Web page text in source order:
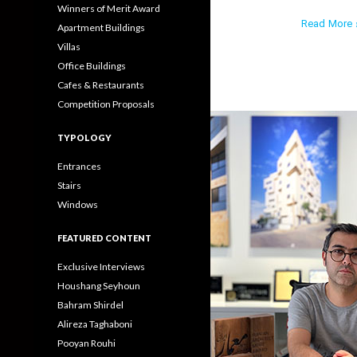
Read More
Winners of Merit Award
Apartment Buildings
Villas
Office Buildings
Cafes & Restaurants
Competition Proposals
TYPOLOGY
Entrances
Stairs
Windows
FEATURED CONTENT
Exclusive Interviews
Houshang Seyhoun
Bahram Shirdel
Alireza Taghaboni
Pooyan Rouhi